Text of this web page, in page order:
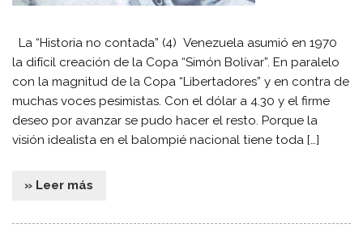
La “Historia no contada” (4) Venezuela asumió en 1970
la difícil creación de la Copa “Simón Bolívar”. En paralelo
con la magnitud de la Copa “Libertadores” y en contra de
muchas voces pesimistas. Con el dólar a 4.30 y el firme
deseo por avanzar se pudo hacer el resto. Porque la
visión idealista en el balompié nacional tiene toda […]
» Leer más